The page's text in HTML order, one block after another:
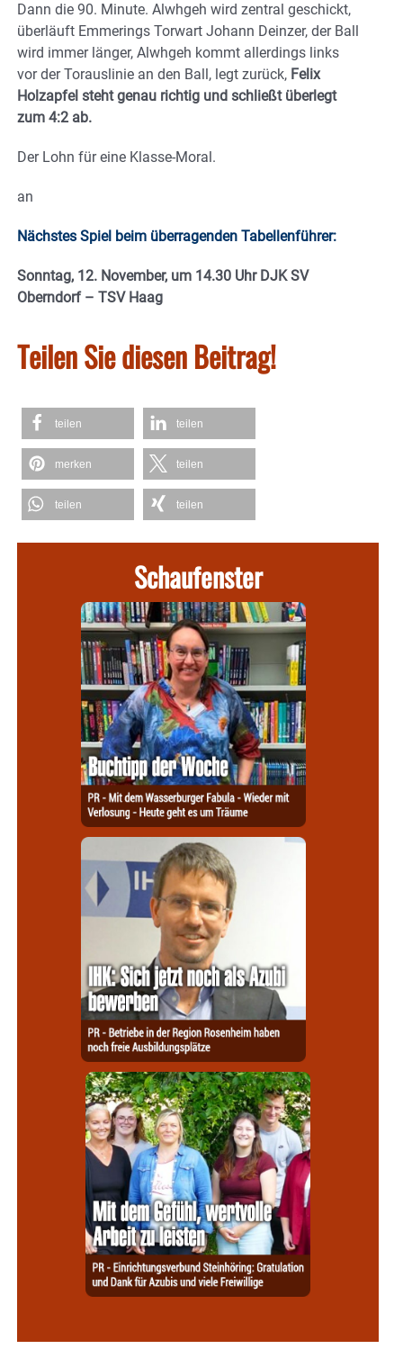
Dann die 90. Minute. Alwhgeh wird zentral geschickt,
überläuft Emmerings Torwart Johann Deinzer, der Ball
wird immer länger, Alwhgeh kommt allerdings links
vor der Torauslinie an den Ball, legt zurück, Felix
Holzapfel steht genau richtig und schließt überlegt
zum 4:2 ab.
Der Lohn für eine Klasse-Moral.
an
Nächstes Spiel beim überragenden Tabellenführer:
Sonntag, 12. November, um 14.30 Uhr DJK SV
Oberndorf – TSV Haag
Teilen Sie diesen Beitrag!
teilen teilen
merken teilen
teilen teilen
Schaufenster